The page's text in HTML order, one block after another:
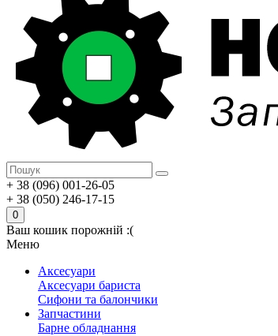
+ 38 (096) 001-26-05
+ 38 (050) 246-17-15
0
Ваш кошик порожній :(
Меню
Аксесуари
Аксесуари бариста
Сифони та балончики
Запчастини
Барне обладнання